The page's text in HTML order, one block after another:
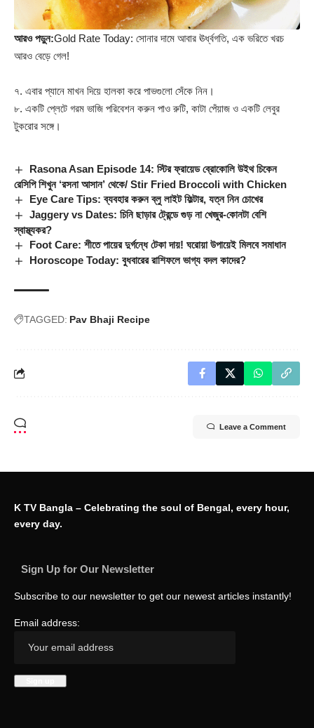
আরও পড়ুন:Gold Rate Today: সোনার দামে আবার ঊর্ধ্বগতি, এক ভরিতে খরচ
আরও বেড়ে গেল!
৭. এবার প্যানে মাখন দিয়ে হালকা করে পাভগুলো সেঁকে নিন।
৮. একটি প্লেটে গরম ভাজি পরিবেশন করুন পাও রুটি, কাটা পেঁয়াজ ও একটি লেবুর
টুকরোর সঙ্গে।
Rasona Asan Episode 14: স্টির ফ্রায়েড ব্রোকোলি উইথ চিকেন
রেসিপি শিখুন ‘রসনা আসান’ থেকে/ Stir Fried Broccoli with Chicken
Eye Care Tips: ব্যবহার করুন ব্লু লাইট ফিল্টার, যত্ন নিন চোখের
Jaggery vs Dates: চিনি ছাড়ার ট্রেন্ডে গুড় না খেজুর-কোনটা বেশি
স্বাস্থ্যকর?
Foot Care: শীতে পায়ের দুর্গন্ধে টেকা দায়! ঘরোয়া উপায়েই মিলবে সমাধান
Horoscope Today: বুধবারের রাশিফলে ভাগ্য বদল কাদের?
TAGGED: Pav Bhaji Recipe
Leave a Comment
K TV Bangla – Celebrating the soul of Bengal, every hour,
every day.
Sign Up for Our Newsletter
Subscribe to our newsletter to get our newest articles instantly!
Email address: